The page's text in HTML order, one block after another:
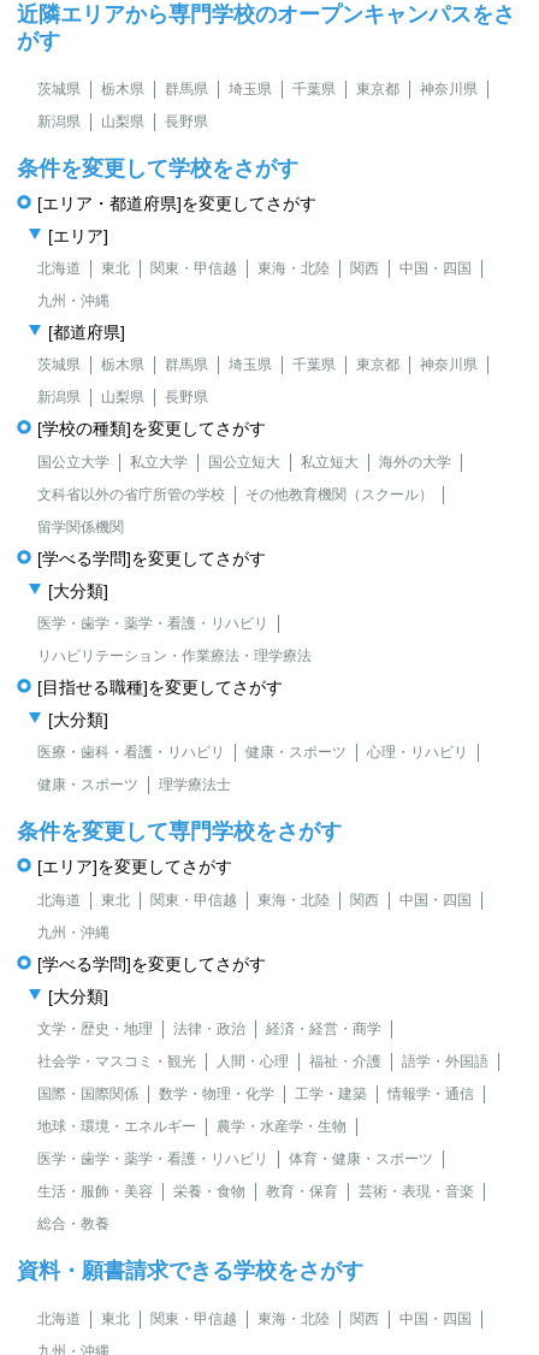
近隣エリアから専門学校のオープンキャンパスをさ
がす
茨城県 栃木県 群馬県 埼玉県 千葉県 東京都
神奈川県
新潟県
山梨県 長野県
条件を変更して学校をさがす
[エリア・都道府県]を変更してさがす
[エリア]
北海道 東北 関東・甲信越 東海・北陸 関西
中国・四国
九州・沖縄
[都道府県]
茨城県 栃木県 群馬県 埼玉県 千葉県 東京都
神奈川県
新潟県
山梨県 長野県
[学校の種類]を変更してさがす
国公立大学 私立大学 国公立短大 私立短大
海外の大学
文科省以外の省庁所管の学校
その他教育機関（スクール）
留学関係機関
[学べる学問]を変更してさがす
[大分類]
医学・歯学・薬学・看護・リハビリ
リハビリテーション・作業療法・理学療法
[目指せる職種]を変更してさがす
[大分類]
医療・歯科・看護・リハビリ 健康・スポーツ
心理・リハビリ
健康・スポーツ
理学療法士
条件を変更して専門学校をさがす
[エリア]を変更してさがす
北海道 東北 関東・甲信越 東海・北陸 関西
中国・四国
九州・沖縄
[学べる学問]を変更してさがす
[大分類]
文学・歴史・地理 法律・政治
経済・経営・商学
社会学・マスコミ・観光
人間・心理 福祉・介護
語学・外国語
国際・国際関係
数学・物理・化学 工学・建築
情報学・通信
地球・環境・エネルギー
農学・水産学・生物
医学・歯学・薬学・看護・リハビリ
体育・健康・スポーツ
生活・服飾・美容
栄養・食物 教育・保育
芸術・表現・音楽
総合・教養
資料・願書請求できる学校をさがす
北海道 東北 関東・甲信越 東海・北陸 関西
中国・四国
九州・沖縄